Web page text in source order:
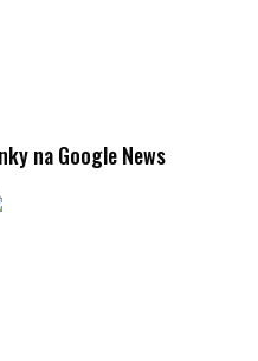
na Google News